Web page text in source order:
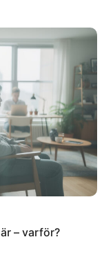
– varför?